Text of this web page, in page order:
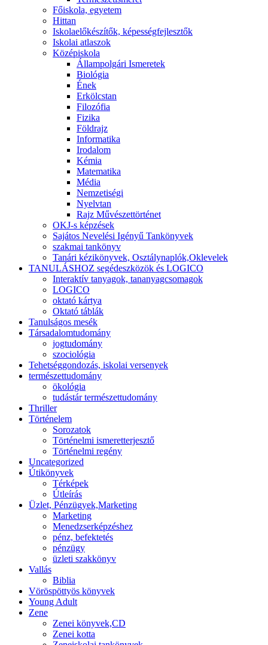
Főiskola, egyetem
Hittan
Iskolaelőkészítők, képességfejlesztők
Iskolai atlaszok
Középiskola
Állampolgári Ismeretek
Biológia
Ének
Erkölcstan
Filozófia
Fizika
Földrajz
Informatika
Irodalom
Kémia
Matematika
Média
Nemzetiségi
Nyelvtan
Rajz Művészettörténet
OKJ-s képzések
Sajátos Nevelési Igényű Tankönyvek
szakmai tankönyv
Tanári kézikönyvek, Osztálynaplók,Oklevelek
TANULÁSHOZ segédeszközök és LOGICO
Interaktív tanyagok, tananyagcsomagok
LOGICO
oktató kártya
Oktató táblák
Tanulságos mesék
Társadalomtudomány
jogtudomány
szociológia
Tehetséggondozás, iskolai versenyek
természettudomány
ökológia
tudástár természettudomány
Thriller
Történelem
Sorozatok
Történelmi ismeretterjesztő
Történelmi regény
Uncategorized
Útikönyvek
Térképek
Útleírás
Üzlet, Pénzügyek,Marketing
Marketing
Menedzserképzéshez
pénz, befektetés
pénzügy
üzleti szakkönyv
Vallás
Biblia
Vöröspöttyös könyvek
Young Adult
Zene
Zenei könyvek,CD
Zenei kotta